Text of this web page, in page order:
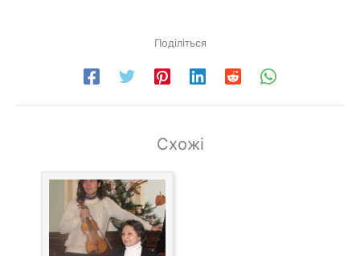
Поділіться
Схожі